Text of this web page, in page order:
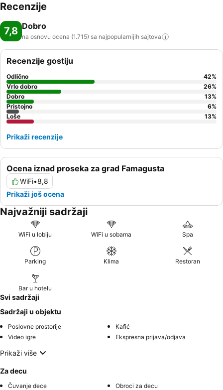
Recenzije
7,8 Dobro
na osnovu ocena (1.715) sa najpopularnijih sajtova
Ocena iznad proseka za grad Famagusta
WiFi•8,8
Prikaži još ocena
Recenzije gostiju
Odlično 42%
Vrlo dobro
26%
Dobro
13%
Pristojno
6%
Loše
13%
Prikaži recenzije
Najvažniji sadržaji
WiFi u lobiju WiFi u sobama Spa
Parking Klima Restoran
Bar u hotelu
Svi sadržaji
Sadržaji u objektu
Poslovne prostorije
Kafić
Video igre
Ekspresna prijava/odjava
Prikaži više
Za decu
Čuvanje dece Obroci za decu